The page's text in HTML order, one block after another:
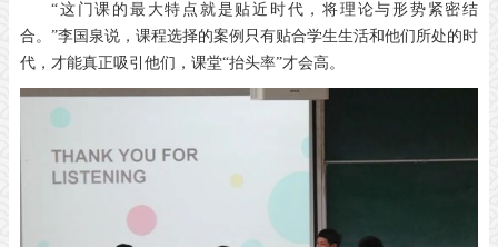
“这门课的最大特点就是贴近时代，将理论与形势紧密结
合。”李国泉说，课程选择的案例只有贴合学生生活和他们所处的时
代，才能真正吸引他们，课堂“抬头率”才会高。